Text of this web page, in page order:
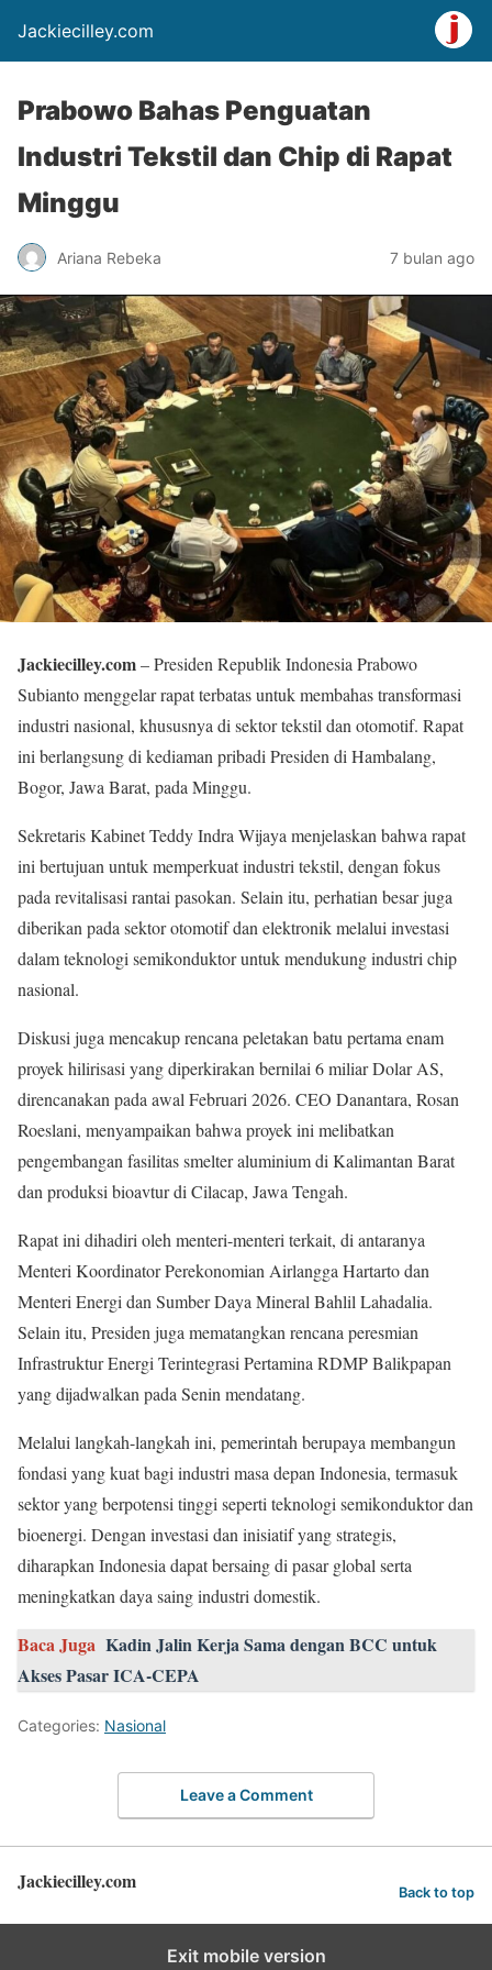
Jackiecilley.com
Prabowo Bahas Penguatan
Industri Tekstil dan Chip di Rapat
Minggu
Ariana Rebeka 7 bulan ago
Jackiecilley.com– Presiden Republik Indonesia Prabowo
Subianto menggelar rapat terbatas untuk membahas transformasi
industri nasional, khususnya di sektor tekstil dan otomotif. Rapat
ini berlangsung di kediaman pribadi Presiden di Hambalang,
Bogor, Jawa Barat, pada Minggu.
Sekretaris Kabinet Teddy Indra Wijaya menjelaskan bahwa rapat
ini bertujuan untuk memperkuat industri tekstil, dengan fokus
pada revitalisasi rantai pasokan. Selain itu, perhatian besar juga
diberikan pada sektor otomotif dan elektronik melalui investasi
dalam teknologi semikonduktor untuk mendukung industri chip
nasional.
Diskusi juga mencakup rencana peletakan batu pertama enam
proyek hilirisasi yang diperkirakan bernilai 6 miliar Dolar AS,
direncanakan pada awal Februari 2026. CEO Danantara, Rosan
Roeslani, menyampaikan bahwa proyek ini melibatkan
pengembangan fasilitas smelter aluminium di Kalimantan Barat
dan produksi bioavtur di Cilacap, Jawa Tengah.
Rapat ini dihadiri oleh menteri-menteri terkait, di antaranya
Menteri Koordinator Perekonomian Airlangga Hartarto dan
Menteri Energi dan Sumber Daya Mineral Bahlil Lahadalia.
Selain itu, Presiden juga mematangkan rencana peresmian
Infrastruktur Energi Terintegrasi Pertamina RDMP Balikpapan
yang dijadwalkan pada Senin mendatang.
Melalui langkah-langkah ini, pemerintah berupaya membangun
fondasi yang kuat bagi industri masa depan Indonesia, termasuk
sektor yang berpotensi tinggi seperti teknologi semikonduktor dan
bioenergi. Dengan investasi dan inisiatif yang strategis,
diharapkan Indonesia dapat bersaing di pasar global serta
meningkatkan daya saing industri domestik.
Baca Juga Kadin Jalin Kerja Sama dengan BCC untuk
Akses Pasar ICA-CEPA
Categories: Nasional
Leave a Comment
Jackiecilley.com Back to top
Exit mobile version